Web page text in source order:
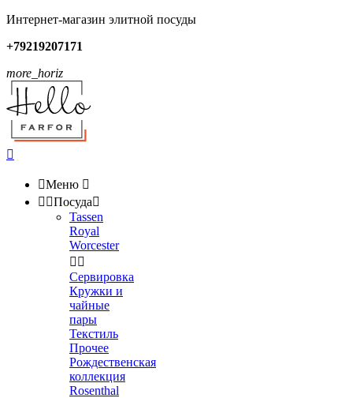
Интернет-магазин элитной посуды
+79219207171
more_horiz

Меню 
 Посуда
Tassen
Royal
Worcester
 
Сервировка
Кружки и
чайные
пары
Текстиль
Прочее
Рождественская
коллекция
Rosenthal